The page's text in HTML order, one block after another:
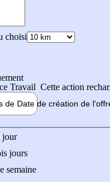
choisi
Travail Cette action
de Date de création de
de l'offre
jour
jours
semaine